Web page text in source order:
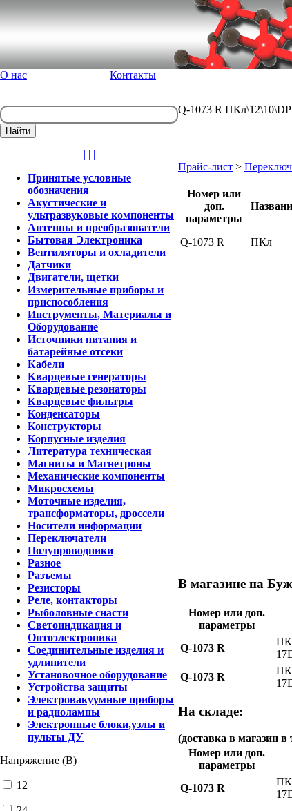
О нас Контакты
Q-1073 R
| | |
Принятые условные
обозначения
Акустические и
ультразвуковые компоненты
Антенны и преобразователи
Бытовая Электроника
Вентиляторы и охладители
Датчики
Двигатели, щетки
Измерительные приборы и
приспособления
Инструменты, Материалы и
Оборудование
Источники питания и
батарейные отсеки
Кабели
Кварцевые генераторы
Кварцевые резонаторы
Кварцевые фильтры
Конденсаторы
Конструкторы
Корпусные изделия
Литература техническая
Магниты и Магнетроны
Механические компоненты
Микросхемы
Моточные изделия,
трансформаторы, дроссели
Носители информации
Переключатели
Полупроводники
Разное
Разъемы
Резисторы
Реле, контакторы
Рыболовные снасти
Светоиндикация и
Оптоэлектроника
Соединительные изделия и
удлинители
Установочное оборудование
Устройства защиты
Электровакуумные приборы
и радиолампы
Электронные блоки,узлы и
пульты ДУ
Напряжение (В)
12
Прайс-лист >
Номер или
доп.
параметры
Q-1073 R ПКл
В магазине на
Номер или доп.
параметры
Q-1073 R
Q-1073 R
На складе:
(доставка в магазин в
Номер или доп.
параметры
Q-1073 R